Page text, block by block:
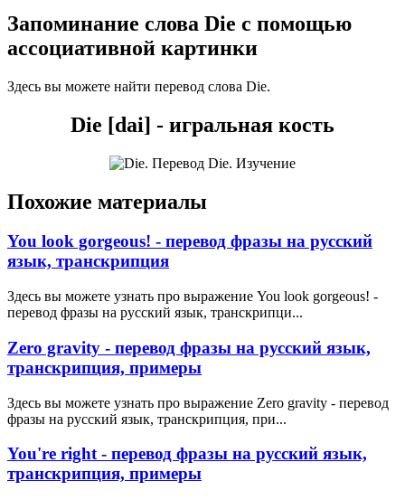
Запоминание слова Die с помощью
ассоциативной картинки
Здесь вы можете найти перевод слова Die.
Die [dai] - игральная кость
Похожие материалы
You look gorgeous! - перевод фразы на русский
язык, транскрипция
Здесь вы можете узнать про выражение You look gorgeous! -
перевод фразы на русский язык, транскрипци...
Zero gravity - перевод фразы на русский язык,
транскрипция, примеры
Здесь вы можете узнать про выражение Zero gravity - перевод
фразы на русский язык, транскрипция, при...
You're right - перевод фразы на русский язык,
транскрипция, примеры